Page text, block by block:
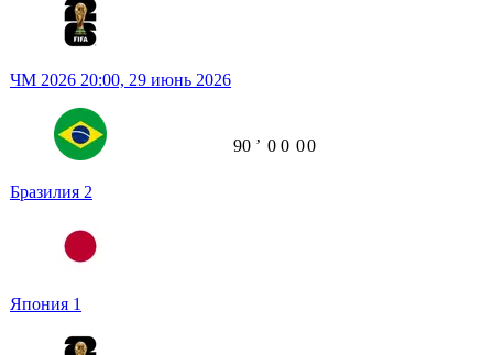
ЧМ 2026 20:00, 29 июнь 2026
Бразилия 2
Япония 1
90 ʼ 0 0 00